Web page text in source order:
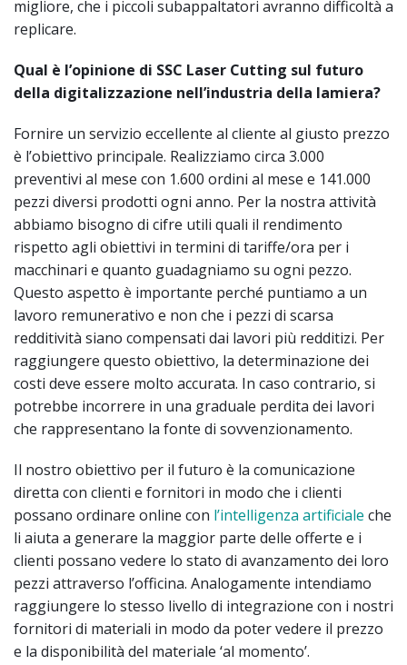
migliore, che i piccoli subappaltatori avranno difficoltà a
replicare.
Qual è l’opinione di SSC Laser Cutting sul futuro
della digitalizzazione nell’industria della lamiera?
Fornire un servizio eccellente al cliente al giusto prezzo
è l’obiettivo principale. Realizziamo circa 3.000
preventivi al mese con 1.600 ordini al mese e 141.000
pezzi diversi prodotti ogni anno. Per la nostra attività
abbiamo bisogno di cifre utili quali il rendimento
rispetto agli obiettivi in termini di tariffe/ora per i
macchinari e quanto guadagniamo su ogni pezzo.
Questo aspetto è importante perché puntiamo a un
lavoro remunerativo e non che i pezzi di scarsa
redditività siano compensati dai lavori più redditizi. Per
raggiungere questo obiettivo, la determinazione dei
costi deve essere molto accurata. In caso contrario, si
potrebbe incorrere in una graduale perdita dei lavori
che rappresentano la fonte di sovvenzionamento.
Il nostro obiettivo per il futuro è la comunicazione
diretta con clienti e fornitori in modo che i clienti
possano ordinare online con l’intelligenza artificiale che
li aiuta a generare la maggior parte delle offerte e i
clienti possano vedere lo stato di avanzamento dei loro
pezzi attraverso l’officina. Analogamente intendiamo
raggiungere lo stesso livello di integrazione con i nostri
fornitori di materiali in modo da poter vedere il prezzo
e la disponibilità del materiale ‘al momento’.